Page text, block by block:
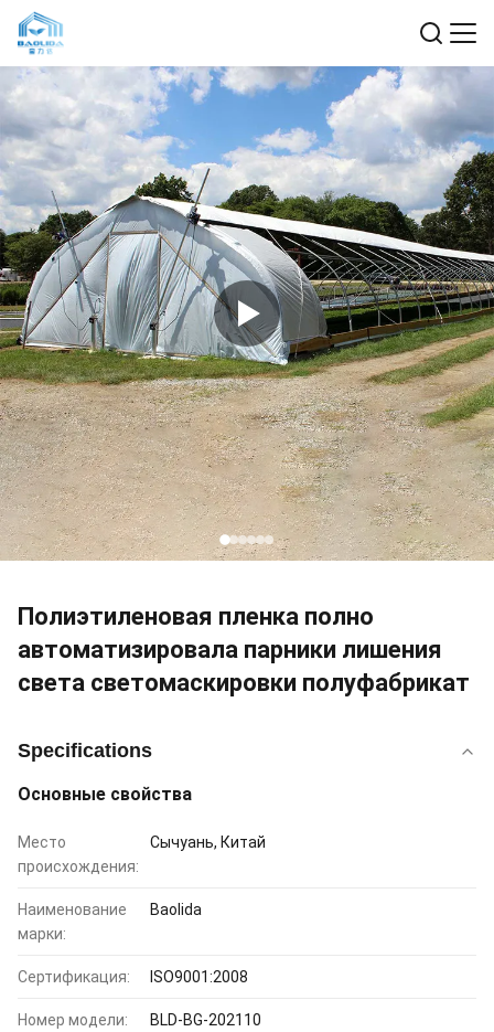
Полиэтиленовая пленка полно
автоматизировала парники лишения
света светомаскировки полуфабрикат
Specifications
Основные свойства
Место
происхождения:
Сычуань, Китай
Наименование
марки:
Baolida
Сертификация: ISO9001:2008
Номер модели: BLD-BG-202110